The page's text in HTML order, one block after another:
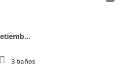
Avda José Terradel y 5 de Setiembre de 1874
3 baños